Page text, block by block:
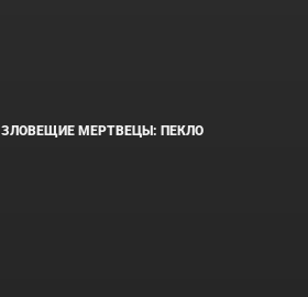
ЗЛОВЕЩИЕ МЕРТВЕЦЫ: ПЕКЛО